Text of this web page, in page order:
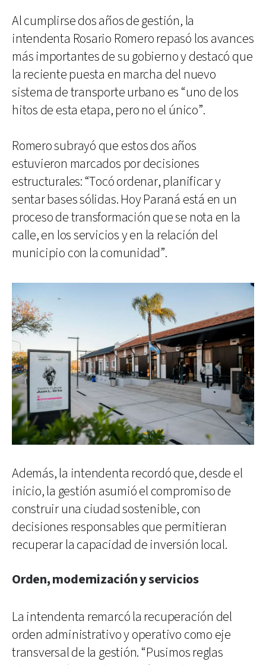
Al cumplirse dos años de gestión, la
intendenta Rosario Romero repasó los avances
más importantes de su gobierno y destacó que
la reciente puesta en marcha del nuevo
sistema de transporte urbano es “uno de los
hitos de esta etapa, pero no el único”.
Romero subrayó que estos dos años
estuvieron marcados por decisiones
estructurales: “Tocó ordenar, planificar y
sentar bases sólidas. Hoy Paraná está en un
proceso de transformación que se nota en la
calle, en los servicios y en la relación del
municipio con la comunidad”.
Además, la intendenta recordó que, desde el
inicio, la gestión asumió el compromiso de
construir una ciudad sostenible, con
decisiones responsables que permitieran
recuperar la capacidad de inversión local.
Orden, modernización y servicios
La intendenta remarcó la recuperación del
orden administrativo y operativo como eje
transversal de la gestión. “Pusimos reglas